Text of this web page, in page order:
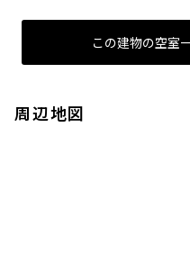
この建物の空室
周辺地図